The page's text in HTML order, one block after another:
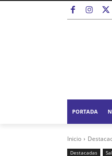
PORTADA
Inicio
Destacadas